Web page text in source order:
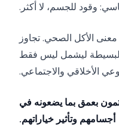
وقود للجسم، لا أكثر.
الأكل الصحي. تجاوز
البسيطة ليشمل ليس فقط
الأخلاقي والاجتماعي.
بعمق بما يضعونه في
أجسامهم وتأثير خياراتهم.